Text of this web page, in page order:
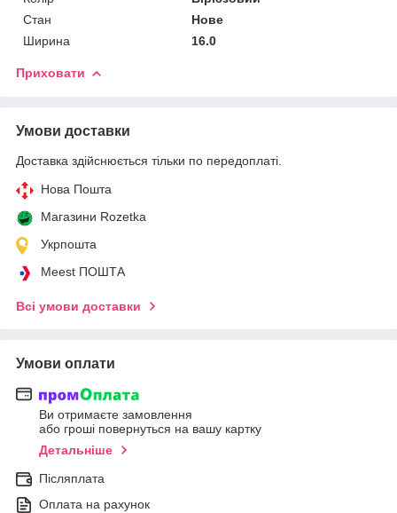
Стан
Нове
Ширина
16.0
Приховати
Умови доставки
Доставка здійснюється тільки по передоплаті.
Нова Пошта
Магазини Rozetka
Укрпошта
Meest ПОШТА
Всі умови доставки
Умови оплати
Ви отримаєте замовлення
або гроші повернуться на вашу картку
Детальніше
Післяплата
Оплата на рахунок